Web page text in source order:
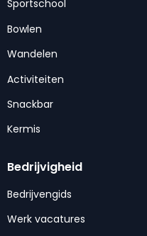
Sportschool
Bowlen
Wandelen
Activiteiten
Snackbar
Kermis
Bedrijvigheid
Bedrijvengids
Werk vacatures